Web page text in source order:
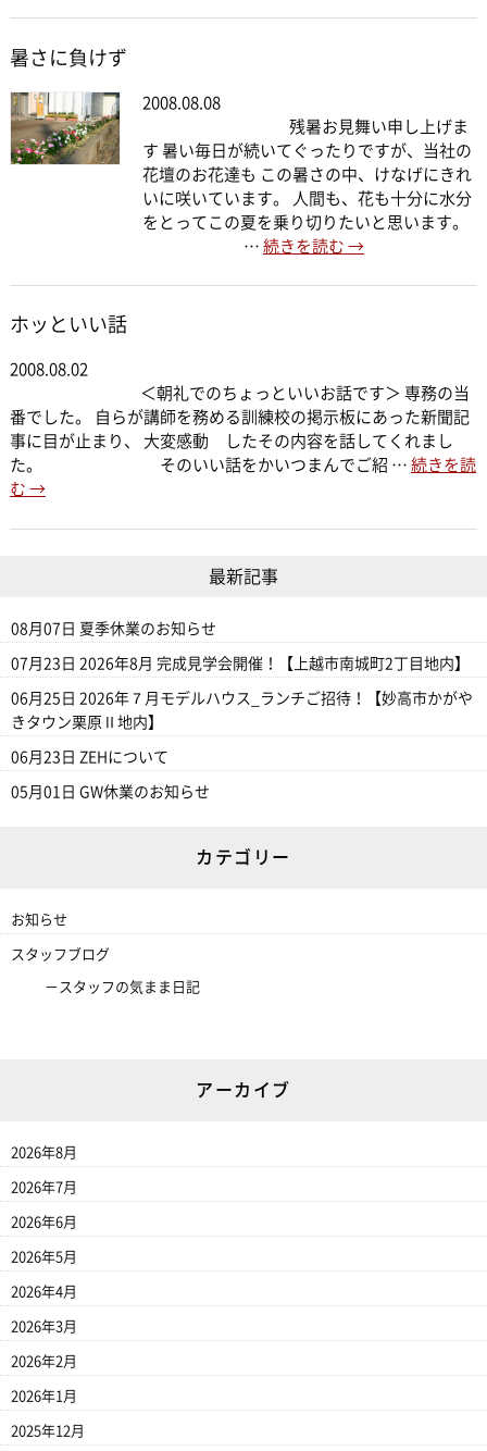
暑さに負けず
2008.08.08
残暑お見舞い申し上げま
す 暑い毎日が続いてぐったりですが、当社の
花壇のお花達も この暑さの中、けなげにきれ
いに咲いています。 人間も、花も十分に水分
をとってこの夏を乗り切りたいと思います。
… 続きを読む →
ホッといい話
2008.08.02
＜朝礼でのちょっといいお話です＞ 専務の当
番でした。 自らが講師を務める訓練校の掲示板にあった新聞記
事に目が止まり、 大変感動 したその内容を話してくれまし
た。 そのいい話をかいつまんでご紹 … 続きを読
む →
最新記事
08月07日 夏季休業のお知らせ
07月23日 2026年8月 完成見学会開催！【上越市南城町2丁目地内】
06月25日 2026年７月モデルハウス_ランチご招待！【妙高市かがや
きタウン栗原Ⅱ地内】
06月23日 ZEHについて
05月01日 GW休業のお知らせ
カテゴリー
お知らせ
スタッフブログ
スタッフの気まま日記
アーカイブ
2026年8月
2026年7月
2026年6月
2026年5月
2026年4月
2026年3月
2026年2月
2026年1月
2025年12月